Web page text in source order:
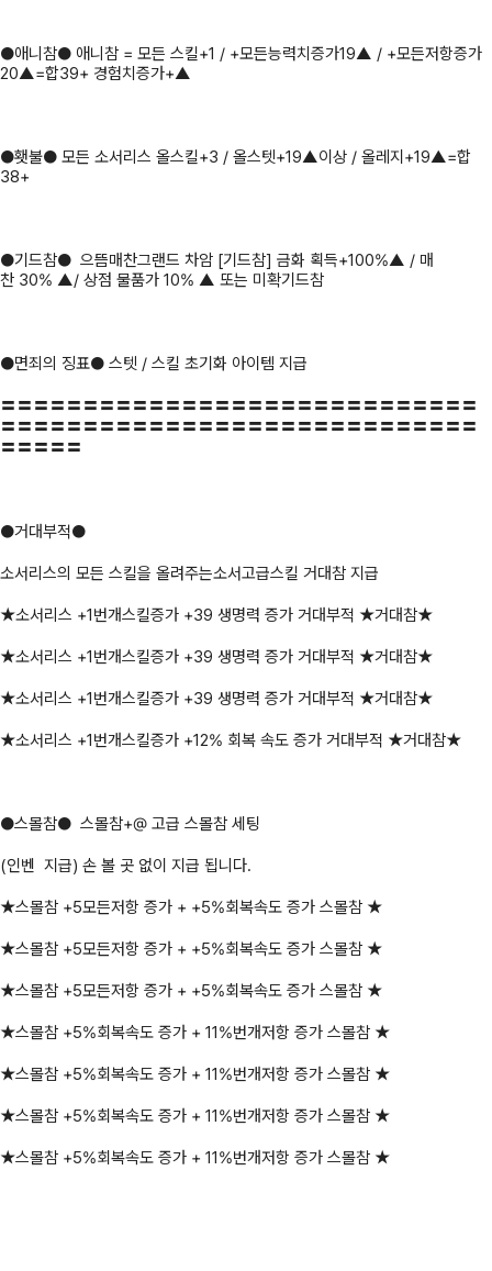
●애니참● 애니참 = 모든 스킬+1 / +모든능력치증가19▲ / +모든저항증가
20▲=합39+ 경험치증가+▲
●횃불● 모든 소서리스 올스킬+3 / 올스텟+19▲이상 / 올레지+19▲=합
38+
●기드참● 으뜸매찬그랜드 차암 [기드참] 금화 획득+100%▲ / 매
찬 30% ▲/ 상점 물품가 10% ▲ 또는 미확기드참
●면죄의 징표● 스텟 / 스킬 초기화 아이템 지급
〓〓〓〓〓〓〓〓〓〓〓〓〓〓〓〓〓〓〓〓〓〓〓〓〓〓〓〓〓
〓〓〓〓〓〓〓〓〓〓〓〓〓〓〓〓〓〓〓〓〓〓〓〓〓〓〓〓〓
〓〓〓〓〓
●거대부적●
소서리스의 모든 스킬을 올려주는소서고급스킬 거대참 지급
★소서리스 +1번개스킬증가 +39 생명력 증가 거대부적 ★거대참★
★소서리스 +1번개스킬증가 +39 생명력 증가 거대부적 ★거대참★
★소서리스 +1번개스킬증가 +39 생명력 증가 거대부적 ★거대참★
★소서리스 +1번개스킬증가 +12% 회복 속도 증가 거대부적 ★거대참★
●스몰참● 스몰참+@ 고급 스몰참 세팅
(인벤 지급) 손 볼 곳 없이 지급 됩니다.
★스몰참 +5모든저항 증가 + +5%회복속도 증가 스몰참 ★
★스몰참 +5모든저항 증가 + +5%회복속도 증가 스몰참 ★
★스몰참 +5모든저항 증가 + +5%회복속도 증가 스몰참 ★
★스몰참 +5%회복속도 증가 + 11%번개저항 증가 스몰참 ★
★스몰참 +5%회복속도 증가 + 11%번개저항 증가 스몰참 ★
★스몰참 +5%회복속도 증가 + 11%번개저항 증가 스몰참 ★
★스몰참 +5%회복속도 증가 + 11%번개저항 증가 스몰참 ★